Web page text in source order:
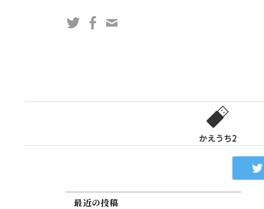
ス
TwitterFacebook
かえうち2
最近の投稿